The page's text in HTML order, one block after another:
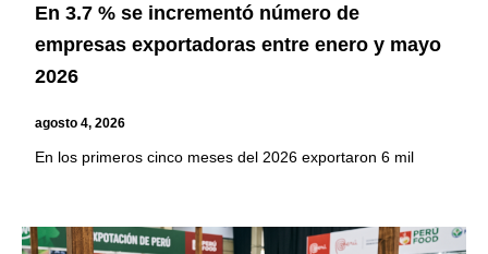
En 3.7 % se incrementó número de
empresas exportadoras entre enero y mayo
2026
agosto 4, 2026
En los primeros cinco meses del 2026 exportaron 6 mil